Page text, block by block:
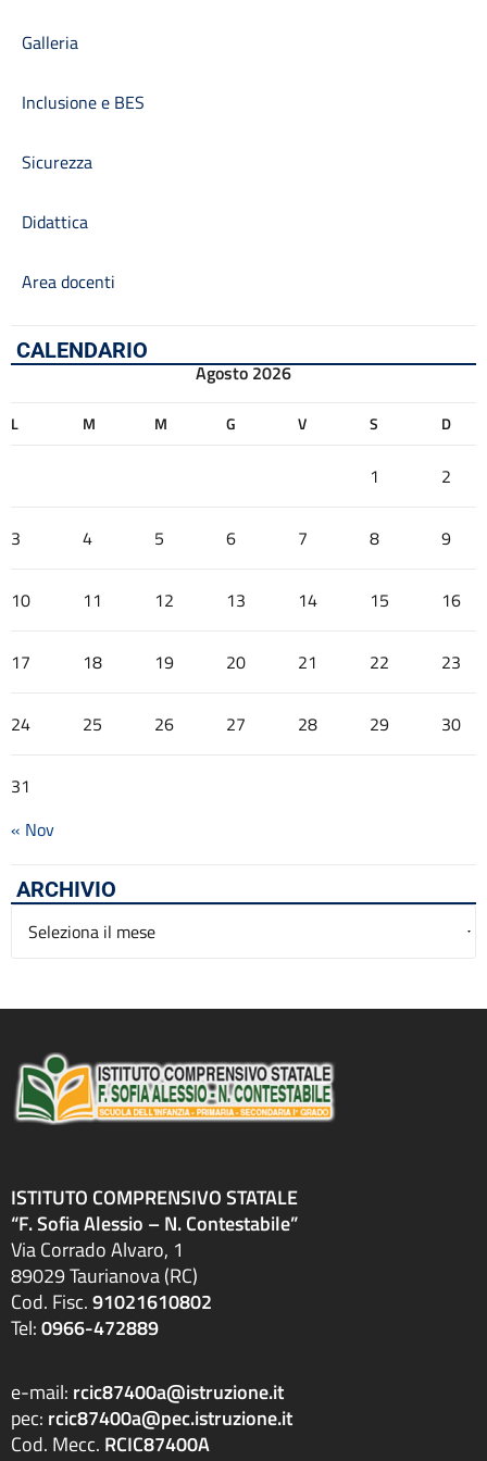
Galleria
Inclusione e BES
Sicurezza
Didattica
Area docenti
CALENDARIO
Agosto 2026
L M M G V S D
1 2
3 4 5 6 7 8 9
10 11 12 13 14 15 16
17 18 19 20 21 22 23
24 25 26 27 28 29 30
31
« Nov
ARCHIVIO
Archivio
ISTITUTO COMPRENSIVO STATALE
“F. Sofia Alessio – N. Contestabile”
Via Corrado Alvaro, 1
89029 Taurianova (RC)
Cod. Fisc.91021610802
Tel:0966-472889
e-mail: rcic87400a@istruzione.it
pec: rcic87400a@pec.istruzione.it
Cod. Mecc. RCIC87400A